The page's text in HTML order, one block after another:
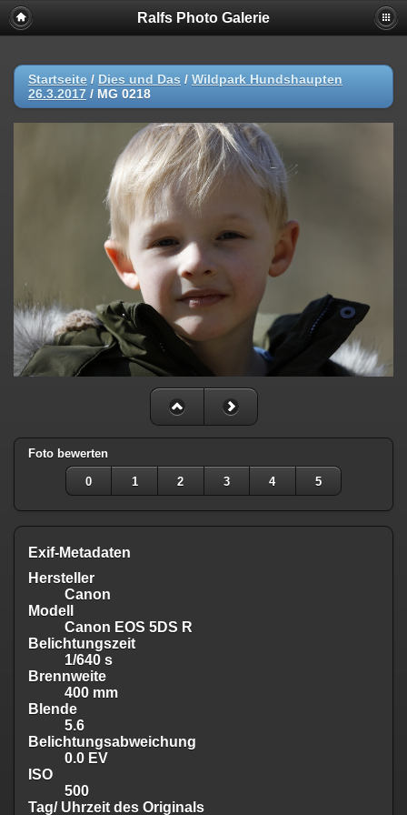
Ralfs Photo Galerie
Startseite / Dies und Das / Wildpark Hundshaupten
26.3.2017 / MG 0218
Foto bewerten
0 1 2 3 4 5
Exif-Metadaten
Hersteller
Canon
Modell
Canon EOS 5DS R
Belichtungszeit
1/640 s
Brennweite
400 mm
Blende
5.6
Belichtungsabweichung
0.0 EV
ISO
500
Tag/ Uhrzeit des Originals